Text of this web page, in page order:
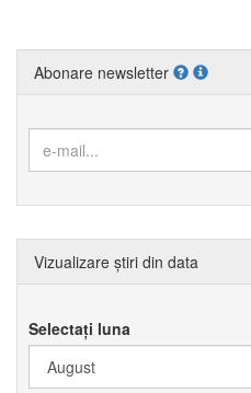
Abonare newsletter
Vizualizare știri din data
Selectați luna